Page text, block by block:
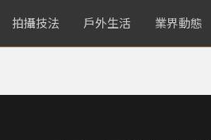
拍攝技法 戶外生活 業界動態